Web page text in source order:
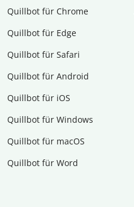
Quillbot für Chrome
Quillbot für Edge
Quillbot für Safari
Quillbot für Android
Quillbot für iOS
Quillbot für Windows
Quillbot für macOS
Quillbot für Word